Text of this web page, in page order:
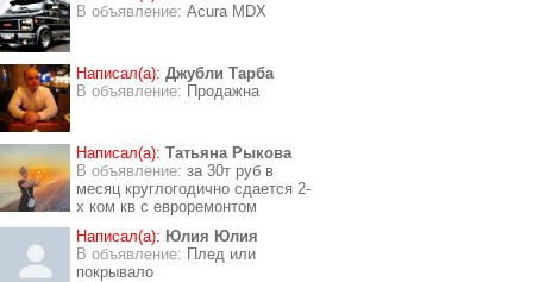
В объявление: Acura MDX
Написал(а): Джубли Тарба
В объявление: Продажна
Написал(а): Татьяна Рыкова
В объявление: за 30т руб в
месяц круглогодично сдается 2-
х ком кв с евроремонтом
Написал(а): Юлия Юлия
В объявление: Плед или
покрывало